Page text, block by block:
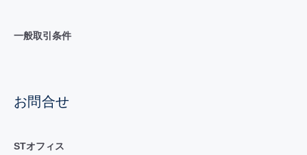
一般取引条件
お問合せ
STオフィス